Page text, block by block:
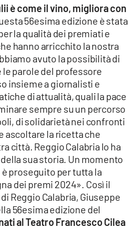
è come il vino, migliora con
56esima edizione è stata
la qualità dei premiati e
hanno arricchito la nostra
avuto la possibilità di
parole del professore
insieme a giornalisti e
di attualità, quali la pace
sempre su un percorso
di solidarietà nei confronti
ascoltare la ricetta che
città. Reggio Calabria lo ha
sua storia. Un momento
proseguito per tutta la
dei premi 2024». Così il
Reggio Calabria, Giuseppe
56esima edizione del
al Teatro Francesco Cilea